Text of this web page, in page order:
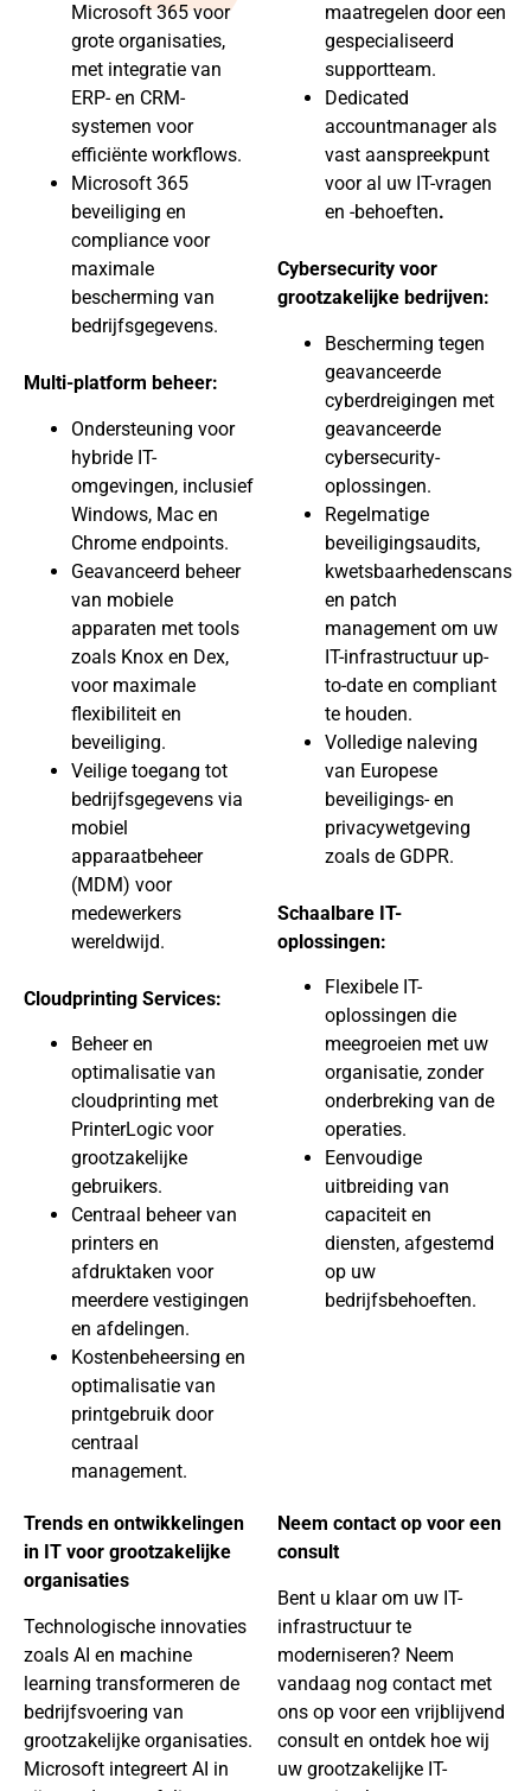
Microsoft 365 voor
grote organisaties,
met integratie van
ERP- en CRM-
systemen voor
efficiënte workflows.
Microsoft 365
beveiliging en
compliance voor
maximale
bescherming van
bedrijfsgegevens.
Multi-platform beheer:
Ondersteuning voor
hybride IT-
omgevingen, inclusief
Windows, Mac en
Chrome endpoints.
Geavanceerd beheer
van mobiele
apparaten met tools
zoals Knox en Dex,
voor maximale
flexibiliteit en
beveiliging.
Veilige toegang tot
bedrijfsgegevens via
mobiel
apparaatbeheer
(MDM) voor
medewerkers
wereldwijd.
Cloudprinting Services:
Beheer en
optimalisatie van
cloudprinting met
PrinterLogic voor
grootzakelijke
gebruikers.
Centraal beheer van
printers en
afdruktaken voor
meerdere vestigingen
en afdelingen.
Kostenbeheersing en
optimalisatie van
printgebruik door
centraal
management.
maatregelen door een
gespecialiseerd
supportteam.
Dedicated
accountmanager als
vast aanspreekpunt
voor al uw IT-vragen
en -behoeften.
Cybersecurity voor
grootzakelijke bedrijven:
Bescherming tegen
geavanceerde
cyberdreigingen met
geavanceerde
cybersecurity-
oplossingen.
Regelmatige
beveiligingsaudits,
kwetsbaarhedenscans
en patch
management om uw
IT-infrastructuur up-
to-date en compliant
te houden.
Volledige naleving
van Europese
beveiligings- en
privacywetgeving
zoals de GDPR.
Schaalbare IT-
oplossingen:
Flexibele IT-
oplossingen die
meegroeien met uw
organisatie, zonder
onderbreking van de
operaties.
Eenvoudige
uitbreiding van
capaciteit en
diensten, afgestemd
op uw
bedrijfsbehoeften.
Trends en ontwikkelingen
in IT voor grootzakelijke
organisaties
Technologische innovaties
zoals AI en machine
learning transformeren de
bedrijfsvoering van
grootzakelijke organisaties.
Microsoft integreert AI in
Neem contact op voor een
consult
Bent u klaar om uw IT-
infrastructuur te
moderniseren? Neem
vandaag nog contact met
ons op voor een vrijblijvend
consult en ontdek hoe wij
uw grootzakelijke IT-